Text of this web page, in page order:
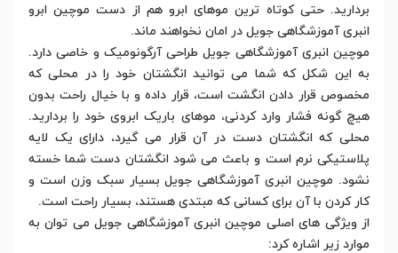
بردارید. حتی کوتاه ترین موهای ابرو هم از دست موچین ابرو
انبری آموزشگاهی جویل در امان نخواهند ماند.
موچین انبری آموزشگاهی جویل طراحی آرگونومیک و خاصی دارد.
به این شکل که شما می توانید انگشتان خود را در محلی که
مخصوص قرار دادن انگشت است، قرار داده و با خیال راحت بدون
هیچ گونه فشار وارد کردنی، موهای باریک ابروی خود را بردارید.
محلی که انگشتان دست در آن قرار می گیرد، دارای یک لایه
پلاستیکی نرم است و باعث می شود انگشتان دست شما خسته
نشود. موچین انبری آموزشگاهی جویل بسیار سبک وزن است و
کار کردن با آن برای کسانی که مبتدی هستند، بسیار راحت است.
از ویژگی های اصلی موچین انبری آموزشگاهی جویل می توان به
موارد زیر اشاره کرد: